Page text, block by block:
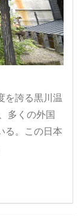
を誇る黒川温
多くの外国
る。この日本